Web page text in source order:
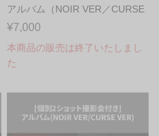
アルバム（NOIR VER／CURSE
VER）...
¥7,000
本商品の販売は終了いたしまし
た